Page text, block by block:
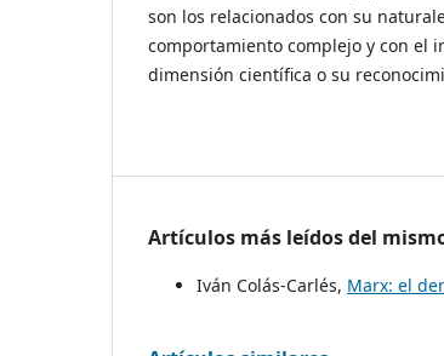
son los relacionados con su
comportamiento complejo y con el
dimensión científica o su
Artículos más leídos del
Iván Colás-Carlés, Marx: el